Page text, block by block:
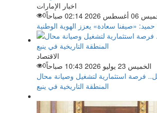
اخبار الإمارات
2026 02:14 صباحاً
0
حميد: «صيفنا سعادة» يعزز الهوية الوطنية
الاقتصاد
الخميس 23 يوليو 2026 10:43 صباحاً
0
فرصة استثمارية لتشغيل وصيانة محال
المنطقة التاريخية في ينبع